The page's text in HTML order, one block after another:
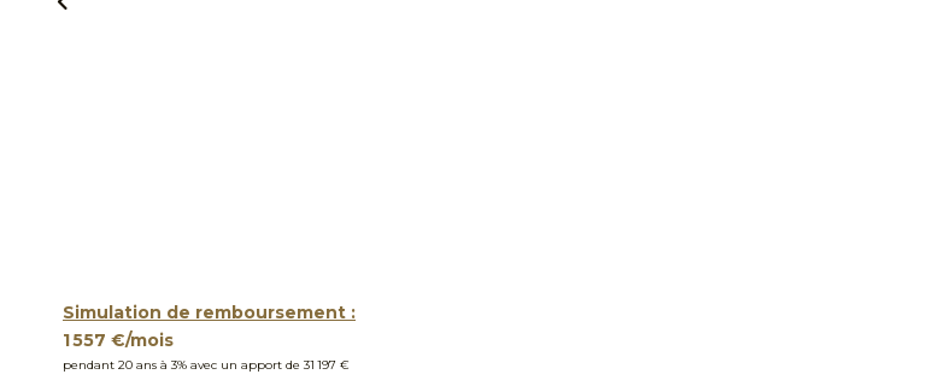
Simulation de remboursement :
1 557 €/mois
pendant 20 ans à 3% avec un apport de 31 197 €